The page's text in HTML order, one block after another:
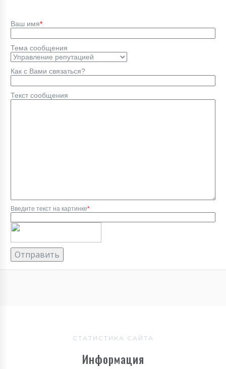
Ваш имя*
Тема сообщения
Как с Вами связаться?
Текст сообщения
Введите текст на картинке*
СТАТИСТИКА САЙТА
Информация